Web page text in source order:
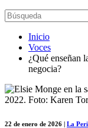
Inicio
Voces
¿Qué enseñan
negocia?
22 de enero de 2026 | La